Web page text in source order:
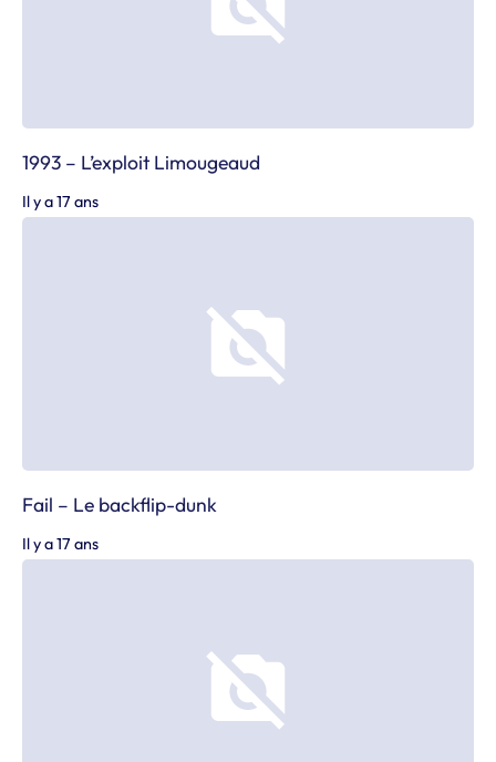
1993 – L’exploit Limougeaud
Il y a 17 ans
Fail – Le backflip-dunk
Il y a 17 ans